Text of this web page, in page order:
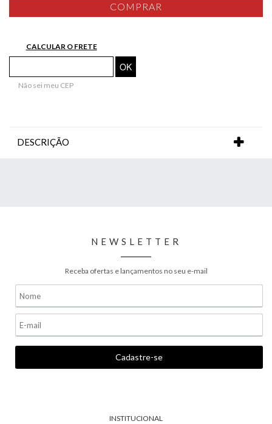
COMPRAR
CALCULAR O FRETE
Não sei meu CEP
DESCRIÇÃO
NEWSLETTER
Receba ofertas e lançamentos no seu e-mail
INSTITUCIONAL